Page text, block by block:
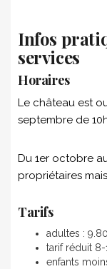
Infos
services
Horaires
Le château est
septembre de
Du 1er octobre
propriétaires
Tarifs
adultes :
tarif réduit
enfants